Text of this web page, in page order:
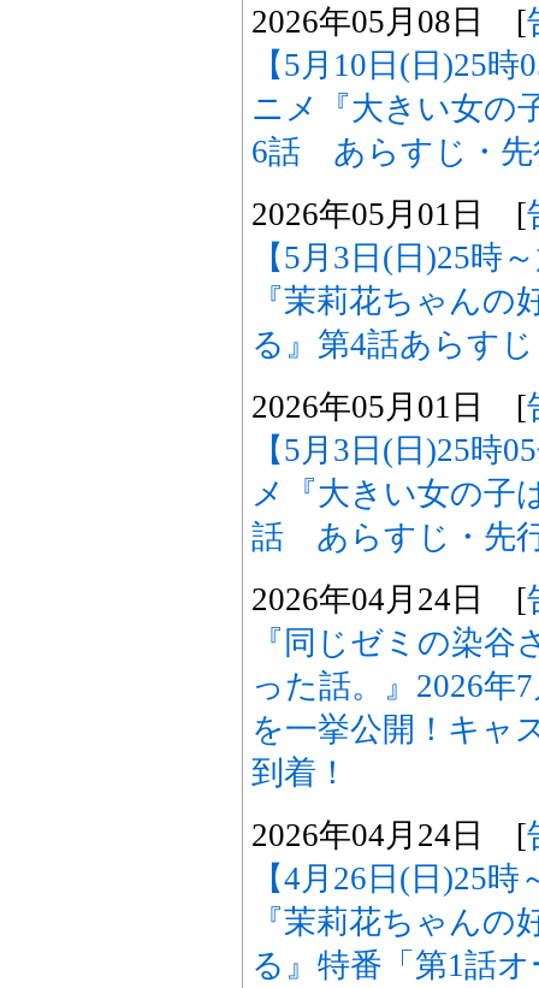
2026年05月08日 [
【5月10日(日)25
ニメ『大きい女の
6話 あらすじ・先
2026年05月01日 [
【5月3日(日)25時
『茉莉花ちゃん
る』第4話あらす
2026年05月01日 [
【5月3日(日)25時
メ『大きい女の子
話 あらすじ・先
2026年04月24日 [
『同じゼミの染
った話。』2026年
を一挙公開！キャ
到着！
2026年04月24日 [
【4月26日(日)25
『茉莉花ちゃん
る』特番「第1話